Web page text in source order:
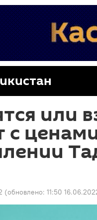
или
с
(обновлено: 11:50